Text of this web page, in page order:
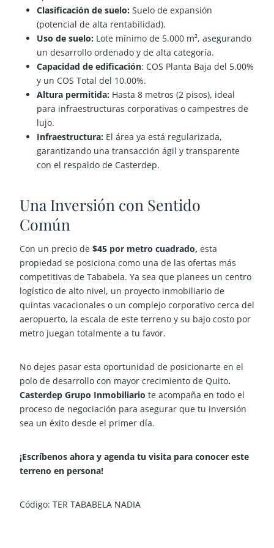
Clasificación de suelo: Suelo de expansión
(potencial de alta rentabilidad).
Uso de suelo: Lote mínimo de 5.000 m², asegurando
un desarrollo ordenado y de alta categoría.
Capacidad de edificación: COS Planta Baja del 5.00%
y un COS Total del 10.00%.
Altura permitida: Hasta 8 metros (2 pisos), ideal
para infraestructuras corporativas o campestres de
lujo.
Infraestructura: El área ya está regularizada,
garantizando una transacción ágil y transparente
con el respaldo de Casterdep.
Una Inversión con Sentido
Común
Con un precio de $45 por metro cuadrado, esta
propiedad se posiciona como una de las ofertas más
competitivas de Tababela. Ya sea que planees un centro
logístico de alto nivel, un proyecto inmobiliario de
quintas vacacionales o un complejo corporativo cerca del
aeropuerto, la escala de este terreno y su bajo costo por
metro juegan totalmente a tu favor.
No dejes pasar esta oportunidad de posicionarte en el
polo de desarrollo con mayor crecimiento de Quito.
Casterdep Grupo Inmobiliario te acompaña en todo el
proceso de negociación para asegurar que tu inversión
sea un éxito desde el primer día.
¡Escríbenos ahora y agenda tu visita para conocer este
terreno en persona!
Código: TER TABABELA NADIA